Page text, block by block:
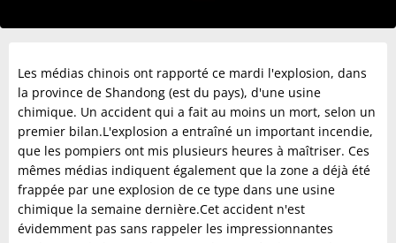
Les médias chinois ont rapporté ce mardi l'explosion, dans
la province de Shandong (est du pays), d'une usine
chimique. Un accident qui a fait au moins un mort, selon un
premier bilan.L'explosion a entraîné un important incendie,
que les pompiers ont mis plusieurs heures à maîtriser. Ces
mêmes médias indiquent également que la zone a déjà été
frappée par une explosion de ce type dans une usine
chimique la semaine dernière.Cet accident n'est
évidemment pas sans rappeler les impressionnantes